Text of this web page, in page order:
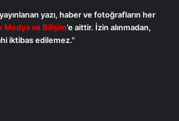
yazı, haber ve fotoğrafların her
Medya ve Bilişim’e aittir. İzin alınmadan,
iktibas edilemez."